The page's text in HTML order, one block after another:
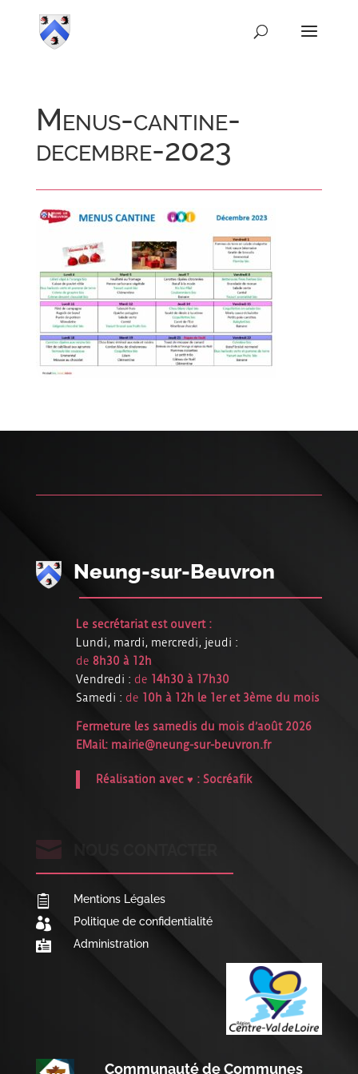
Menus-cantine-
decembre-2023
Neung-sur-Beuvron
Le secrétariat est ouvert :
Lundi, mardi, mercredi, jeudi :
de 8h30 à 12h
Vendredi : de 14h30 à 17h30
Samedi : de 10h à 12h le 1er et 3ème du mois
Fermeture les samedis du mois d’août 2026
EMail: mairie@neung-sur-beuvron.fr
Réalisation avec ♥ : Socréafik

 Mentions Légales
 Politique de confidentialité
 Administration
Communauté de Communes